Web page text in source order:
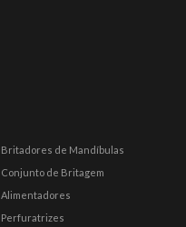
Britadores de Mandíbulas
Conjunto de Britagem
Alimentadores
Perfuratrizes